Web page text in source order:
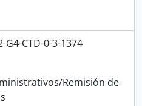
G4-CTD-0-3-1374
Remisión de